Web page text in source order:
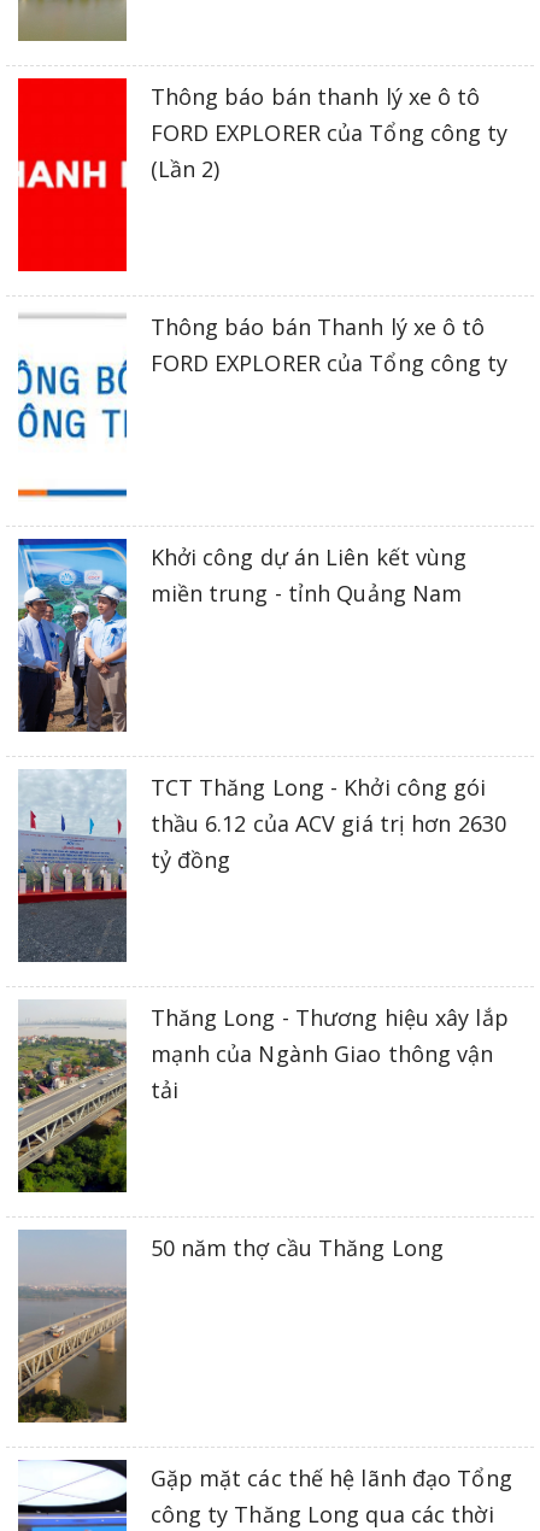
Thông báo bán thanh lý xe ô tô
FORD EXPLORER của Tổng công ty
(Lần 2)
Thông báo bán Thanh lý xe ô tô
FORD EXPLORER của Tổng công ty
Khởi công dự án Liên kết vùng
miền trung - tỉnh Quảng Nam
TCT Thăng Long - Khởi công gói
thầu 6.12 của ACV giá trị hơn 2630
tỷ đồng
Thăng Long - Thương hiệu xây lắp
mạnh của Ngành Giao thông vận
tải
50 năm thợ cầu Thăng Long
Gặp mặt các thế hệ lãnh đạo Tổng
công ty Thăng Long qua các thời